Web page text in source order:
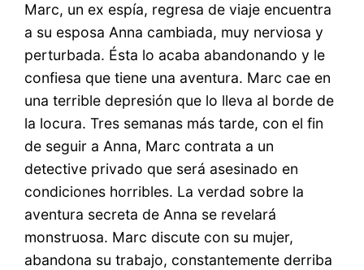
Marc, un ex espía, regresa de viaje encuentra
a su esposa Anna cambiada, muy nerviosa y
perturbada. Ésta lo acaba abandonando y le
confiesa que tiene una aventura. Marc cae en
una terrible depresión que lo lleva al borde de
la locura. Tres semanas más tarde, con el fin
de seguir a Anna, Marc contrata a un
detective privado que será asesinado en
condiciones horribles. La verdad sobre la
aventura secreta de Anna se revelará
monstruosa. Marc discute con su mujer,
abandona su trabajo, constantemente derriba